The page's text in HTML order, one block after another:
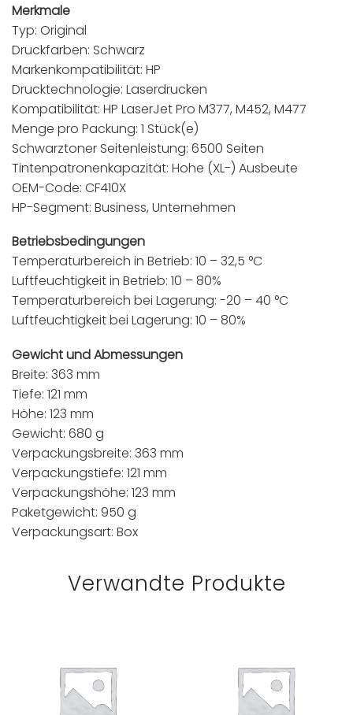
Merkmale
Typ: Original
Druckfarben: Schwarz
Markenkompatibilität: HP
Drucktechnologie: Laserdrucken
Kompatibilität: HP LaserJet Pro M377, M452, M477
Menge pro Packung: 1 Stück(e)
Schwarztoner Seitenleistung: 6500 Seiten
Tintenpatronenkapazität: Hohe (XL-) Ausbeute
OEM-Code: CF410X
HP-Segment: Business, Unternehmen
Betriebsbedingungen
Temperaturbereich in Betrieb: 10 – 32,5 °C
Luftfeuchtigkeit in Betrieb: 10 – 80%
Temperaturbereich bei Lagerung: -20 – 40 °C
Luftfeuchtigkeit bei Lagerung: 10 – 80%
Gewicht und Abmessungen
Breite: 363 mm
Tiefe: 121 mm
Höhe: 123 mm
Gewicht: 680 g
Verpackungsbreite: 363 mm
Verpackungstiefe: 121 mm
Verpackungshöhe: 123 mm
Paketgewicht: 950 g
Verpackungsart: Box
Verwandte Produkte